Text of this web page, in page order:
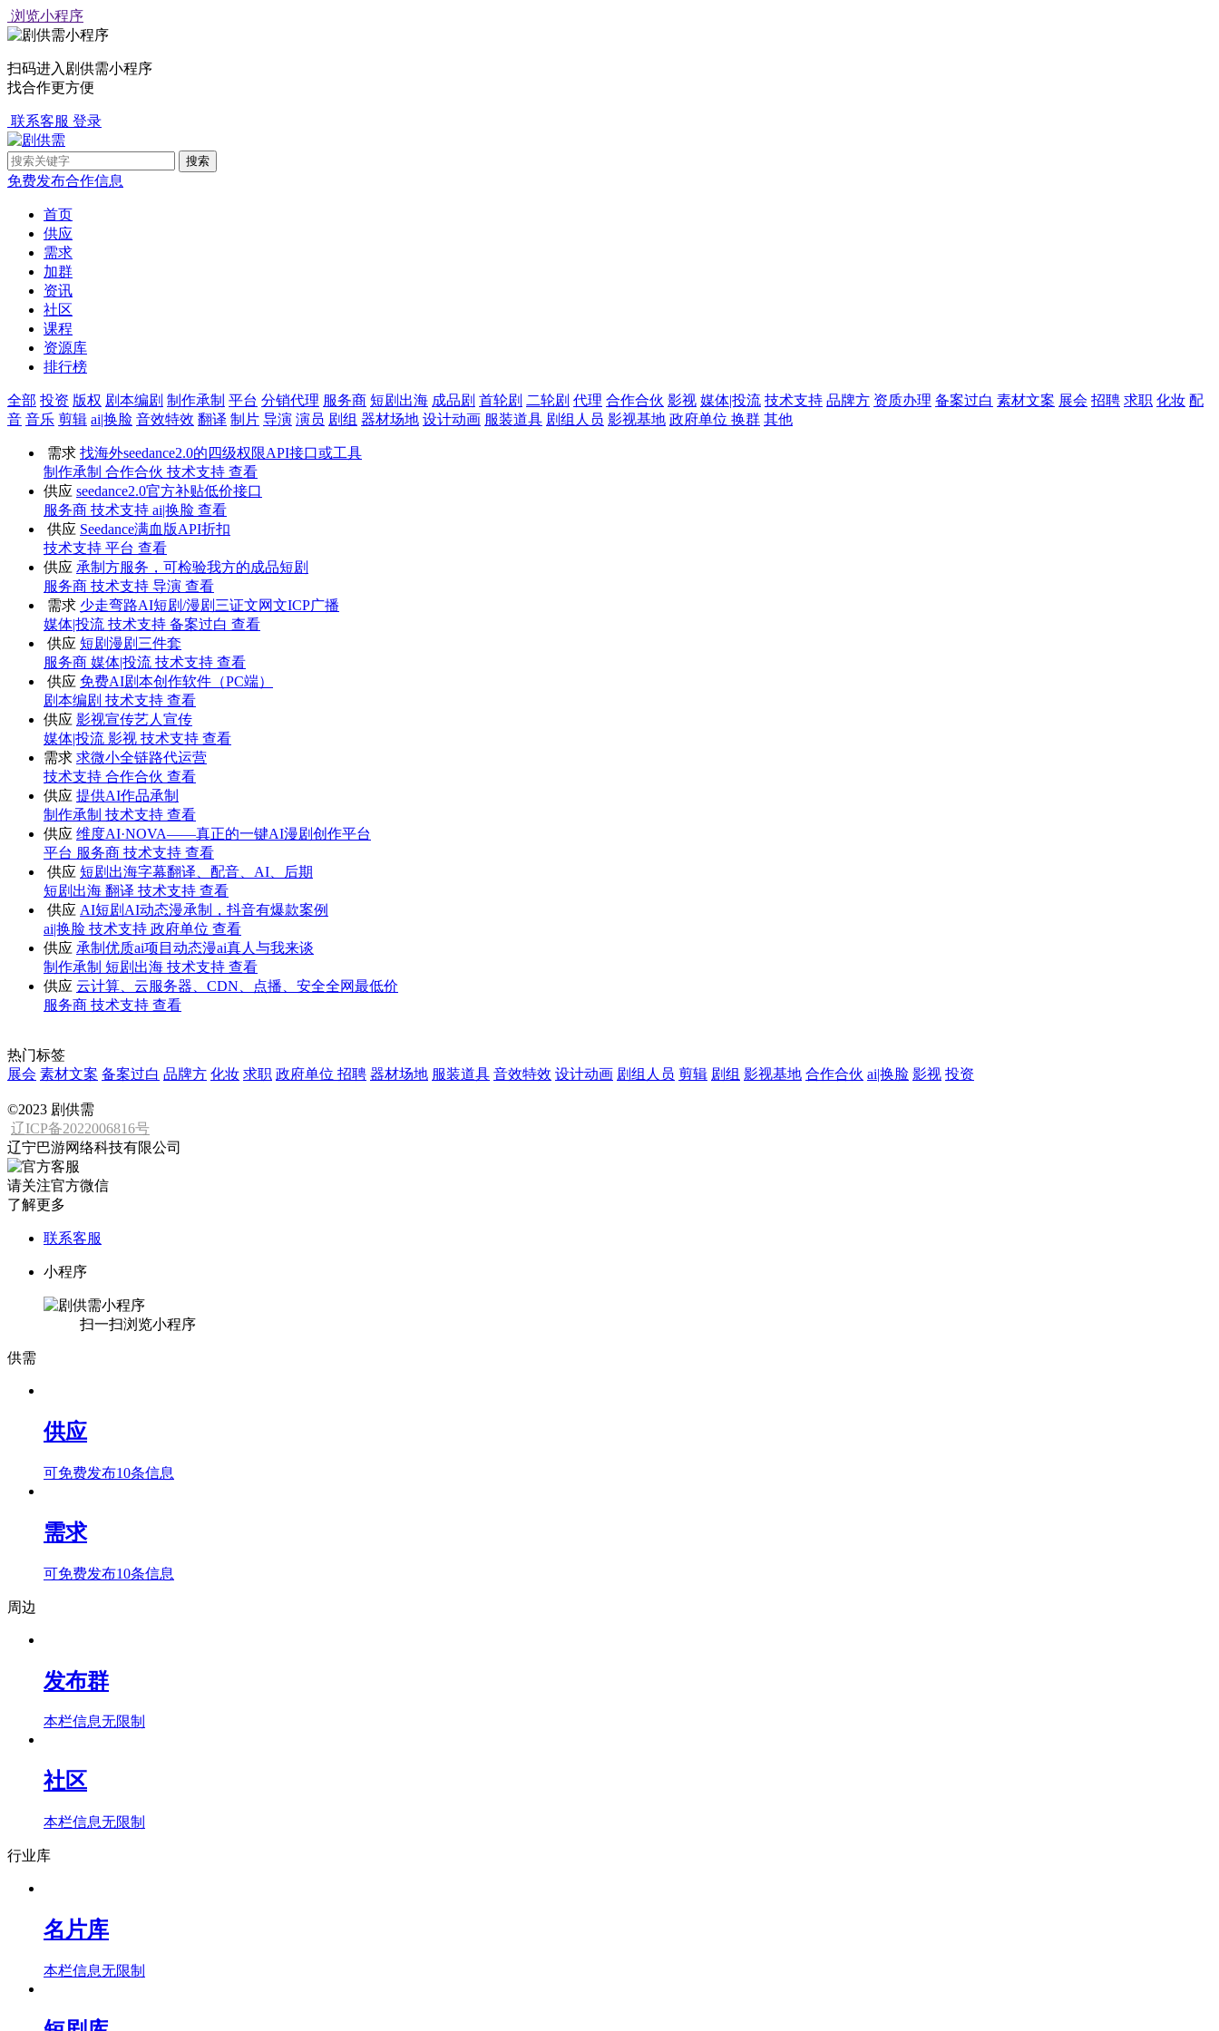
浏览小程序
扫码进入剧供需小程序
找合作更方便
联系客服 登录
免费发布合作信息
首页
供应
需求
加群
资讯
社区
课程
资源库
排行榜
全部 投资 版权 剧本编剧 制作承制 平台 分销代理 服务商 短剧出海 成品剧 首轮剧 二轮剧 代理 合作合伙 影视 媒体|投流 技术支持 品牌方 资质办理 备案过白 素材文案 展会 招聘 求职 化妆 配
音 音乐 剪辑 ai|换脸 音效特效 翻译 制片 导演 演员 剧组 器材场地 设计动画 服装道具 剧组人员 影视基地 政府单位 换群 其他
需求 找海外seedance2.0的四级权限API接口或工具
制作承制 合作合伙 技术支持 查看
供应 seedance2.0官方补贴低价接口
服务商 技术支持 ai|换脸 查看
供应 Seedance满血版API折扣
技术支持 平台 查看
供应 承制方服务，可检验我方的成品短剧
服务商 技术支持 导演 查看
需求 少走弯路AI短剧/漫剧三证文网文ICP广播
媒体|投流 技术支持 备案过白 查看
供应 短剧漫剧三件套
服务商 媒体|投流 技术支持 查看
供应 免费AI剧本创作软件（PC端）
剧本编剧 技术支持 查看
供应 影视宣传艺人宣传
媒体|投流 影视 技术支持 查看
需求 求微小全链路代运营
技术支持 合作合伙 查看
供应 提供AI作品承制
制作承制 技术支持 查看
供应 维度AI·NOVA——真正的一键AI漫剧创作平台
平台 服务商 技术支持 查看
供应 短剧出海字幕翻译、配音、AI、后期
短剧出海 翻译 技术支持 查看
供应 AI短剧AI动态漫承制，抖音有爆款案例
ai|换脸 技术支持 政府单位 查看
供应 承制优质ai项目动态漫ai真人与我来谈
制作承制 短剧出海 技术支持 查看
供应 云计算、云服务器、CDN、点播、安全全网最低价
服务商 技术支持 查看
热门标签
展会 素材文案 备案过白 品牌方 化妆 求职 政府单位 招聘 器材场地 服装道具 音效特效 设计动画 剧组人员 剪辑 剧组 影视基地 合作合伙 ai|换脸 影视 投资
©2023 剧供需
辽ICP备2022006816号
辽宁巴游网络科技有限公司
请关注官方微信
了解更多
联系客服
小程序
扫一扫浏览小程序
供需
供应
可免费发布10条信息
需求
可免费发布10条信息
周边
发布群
本栏信息无限制
社区
本栏信息无限制
行业库
名片库
本栏信息无限制